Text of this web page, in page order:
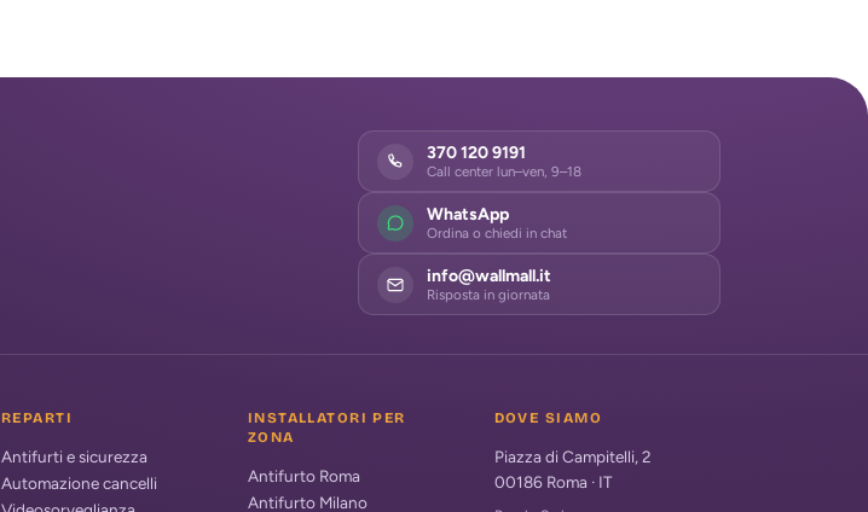
370 120 9191
Call center lun–ven, 9–18
WhatsApp
Ordina o chiedi in chat
info@wallmall.it
Risposta in giornata
REPARTI
Antifurti e sicurezza
Automazione cancelli
INSTALLATORI PER
ZONA
Antifurto Roma
Antifurto Milano
DOVE SIAMO
Piazza di Campitelli, 2
00186 Roma · IT